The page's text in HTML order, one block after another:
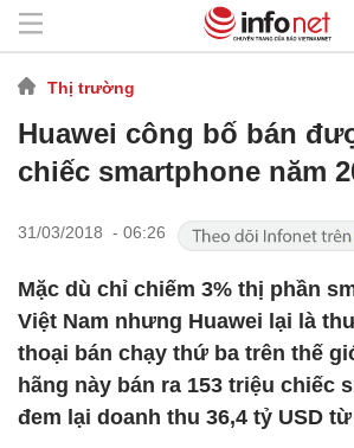
Thị trường
Huawei công bố bán
chiếc smartphone năm
31/03/2018 - 06:26
Mặc dù chỉ chiếm 3% thị phần
Việt Nam nhưng Huawei lại là
thoại bán chạy thứ ba trên thế
hãng này bán ra 153 triệu chiếc
đem lại doanh thu 36,4 tỷ USD